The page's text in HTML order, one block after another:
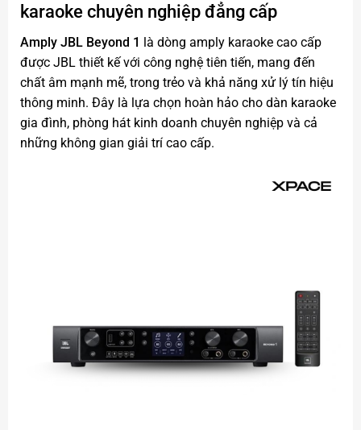
karaoke chuyên nghiệp đẳng cấp
Amply JBL Beyond 1 là dòng amply karaoke cao cấp
được JBL thiết kế với công nghệ tiên tiến, mang đến
chất âm mạnh mẽ, trong trẻo và khả năng xử lý tín hiệu
thông minh. Đây là lựa chọn hoàn hảo cho dàn karaoke
gia đình, phòng hát kinh doanh chuyên nghiệp và cả
những không gian giải trí cao cấp.